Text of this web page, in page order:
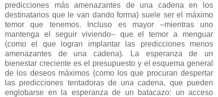
predicciones más amenazantes de una cadena en los
destinatarios que le van dando forma) suele ser el máximo
temor que tenemos. Incluso es mayor –mientras uno
mantenga el seguir viviendo– que el temor a menguar
(como el que logran implantar las predicciones menos
amenazantes de una cadena). La esperanza de un
bienestar creciente es el presupuesto y el esquema general
de los deseos máximos (como los que procuran despertar
las predicciones tentadoras de una cadena, que pueden
englobarse en la esperanza de un batacazo: un acceso